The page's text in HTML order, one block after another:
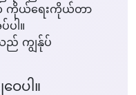
တ် ကိုယ်ရေးကိုယ်တာ
ါ။
ကျွန်ုပ်
ေပါ။